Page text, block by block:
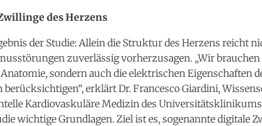
des Herzens
der Studie: Allein die Struktur des Herzens reicht
zuverlässig vorherzusagen. „Wir brauchen
sondern auch die elektrischen Eigenschaften
erklärt Dr. Francesco Giardini,
Kardiovaskuläre Medizin des
wichtige Grundlagen. Ziel ist es, sogenannte digitale